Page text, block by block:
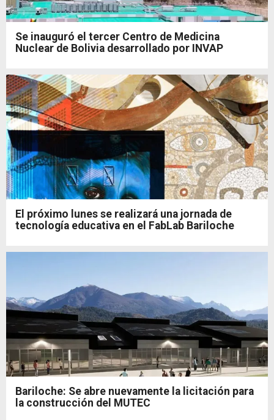
Se inauguró el tercer Centro de Medicina
Nuclear de Bolivia desarrollado por INVAP
El próximo lunes se realizará una jornada de
tecnología educativa en el FabLab Bariloche
Bariloche: Se abre nuevamente la licitación para
la construcción del MUTEC